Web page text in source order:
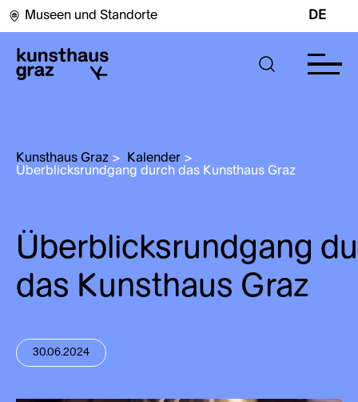
Museen und Standorte DE
Kunsthaus Graz > Kalender >
Überblicksrundgang durch das Kunsthaus Graz
Überblicksrundgang
das Kunsthaus Graz
30.06.2024